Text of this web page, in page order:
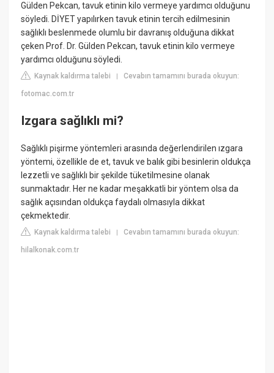
Gülden Pekcan, tavuk etinin kilo vermeye yardımcı olduğunu
söyledi. DİYET yapılırken tavuk etinin tercih edilmesinin
sağlıklı beslenmede olumlu bir davranış olduğuna dikkat
çeken Prof. Dr. Gülden Pekcan, tavuk etinin kilo vermeye
yardımcı olduğunu söyledi.
Kaynak kaldırma talebi |Cevabın tamamını burada okuyun:
fotomac.com.tr
Izgara sağlıklı mi?
Sağlıklı pişirme yöntemleri arasında değerlendirilen ızgara
yöntemi, özellikle de et, tavuk ve balık gibi besinlerin oldukça
lezzetli ve sağlıklı bir şekilde tüketilmesine olanak
sunmaktadır. Her ne kadar meşakkatli bir yöntem olsa da
sağlık açısından oldukça faydalı olmasıyla dikkat
çekmektedir.
Kaynak kaldırma talebi |Cevabın tamamını burada okuyun:
hilalkonak.com.tr